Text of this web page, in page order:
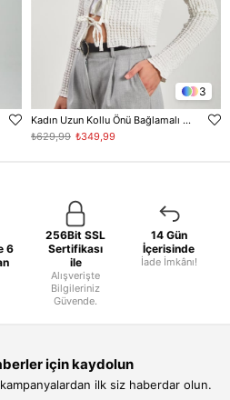
3
Kadın Uzun Kollu Önü Bağlamalı Hırka - Ekru
₺349,99
₺629,99
6
256Bit SSL
Sertifikası
ile
Alışverişte
Bilgileriniz
Güvende.
14 Gün
İçerisinde
İade İmkânı!
için kaydolun
ilk siz haberdar olun.